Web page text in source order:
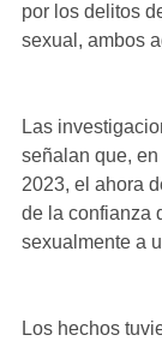
por los delitos
sexual, ambos
Las
señalan que, en
2023, el ahora
de la confianza
sexualmente a
Los hechos